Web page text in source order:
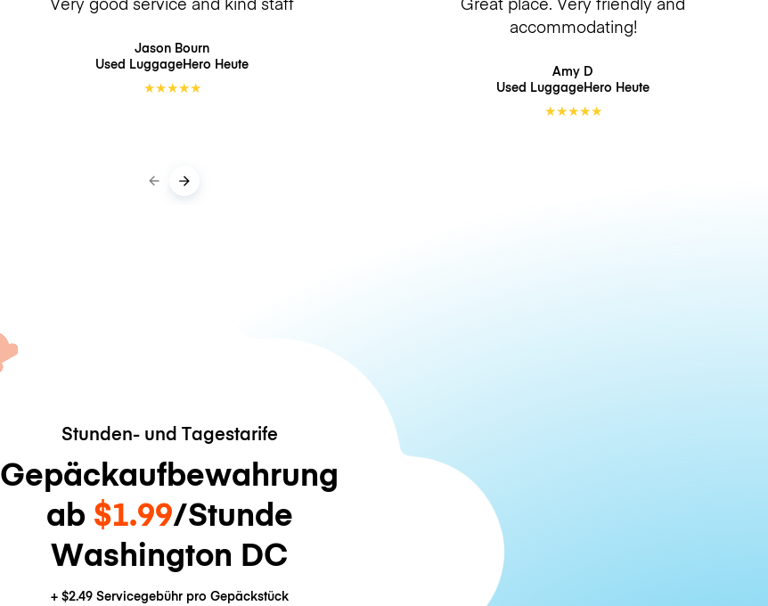
Jason Bourn
Used LuggageHero Heute
★★★★★
accommodating!
Amy D
Used LuggageHero Heute
★★★★★
Stunden- und Tagestarife
Gepäckaufbewahrung
ab $1.99/Stunde
Washington DC
+ $2.49Servicegebühr pro Gepäckstück